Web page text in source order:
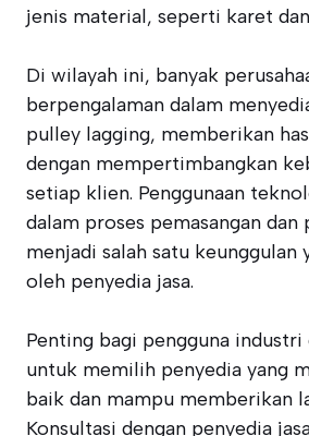
jenis material, seperti karet
Di wilayah ini, banyak
berpengalaman dalam
pulley lagging, memberikan
dengan mempertimbangkan
setiap klien. Penggunaan
dalam proses pemasangan dan
menjadi salah satu keunggulan
oleh penyedia jasa.
Penting bagi pengguna industri
untuk memilih penyedia yang
baik dan mampu memberikan
Konsultasi dengan penyedia